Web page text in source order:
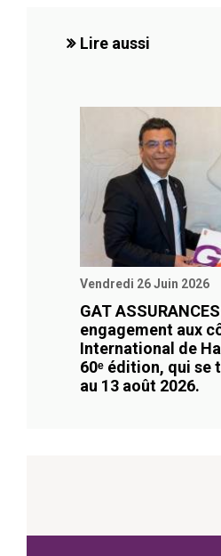
Lire aussi
Vendredi 26 Juin 2026
GAT
engagement aux
International de
60ᵉ édition, qui se
au 13 août 2026.